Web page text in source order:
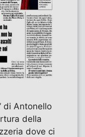
di Antonello
della
dove ci